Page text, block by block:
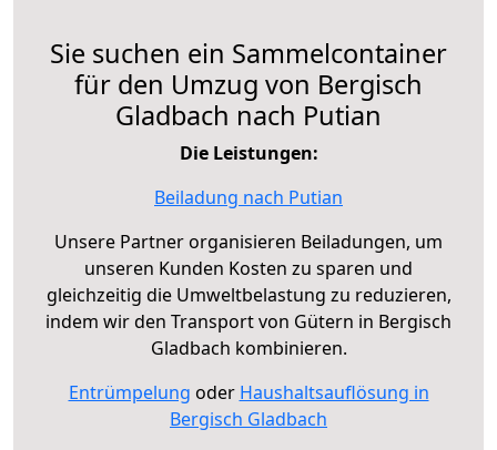
Sie suchen ein Sammelcontainer
für den Umzug von Bergisch
Gladbach nach Putian
Die Leistungen:
Beiladung nach Putian
Unsere Partner organisieren Beiladungen, um
unseren Kunden Kosten zu sparen und
gleichzeitig die Umweltbelastung zu reduzieren,
indem wir den Transport von Gütern in Bergisch
Gladbach kombinieren.
Entrümpelung oder Haushaltsauflösung in
Bergisch Gladbach